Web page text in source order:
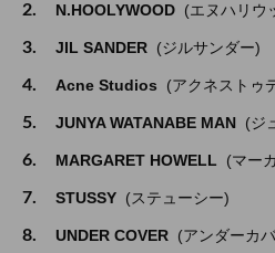
2. N.HOOLYWOOD (エヌハリウ
3. JIL SANDER (ジルサンダー)
4. Acne Studios (アクネストゥ
5. JUNYA WATANABE MAN (ジ
6. MARGARET HOWELL (マー
7. STUSSY (ステューシー)
8. UNDER COVER (アンダーカ